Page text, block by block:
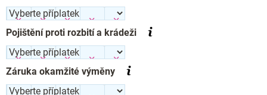
Pojištění proti rozbití a krádeži
Záruka okamžité výměny